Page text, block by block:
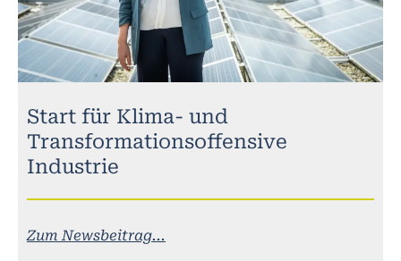
Start für Klima- und
Transformationsoffensive
Industrie
Zum Newsbeitrag...